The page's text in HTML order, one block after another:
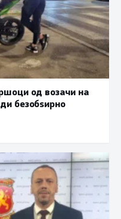
од возачи на
безобѕирно